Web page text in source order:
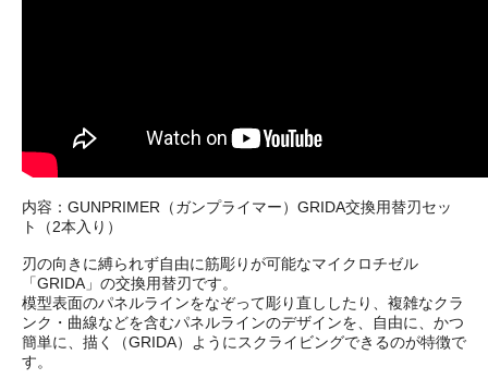
内容：GUNPRIMER（ガンプライマー）GRIDA交換用替刃セッ
ト（2本入り）
刃の向きに縛られず自由に筋彫りが可能なマイクロチゼル
「GRIDA」の交換用替刃です。
模型表面のパネルラインをなぞって彫り直ししたり、複雑なクラ
ンク・曲線などを含むパネルラインのデザインを、自由に、かつ
簡単に、描く（GRIDA）ようにスクライビングできるのが特徴で
す。